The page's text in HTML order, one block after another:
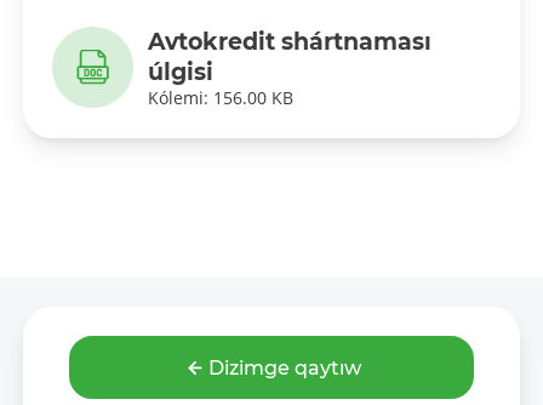
Avtokredit shártnaması
úlgisi
Kólemi: 156.00 KB
Dizimge qaytıw